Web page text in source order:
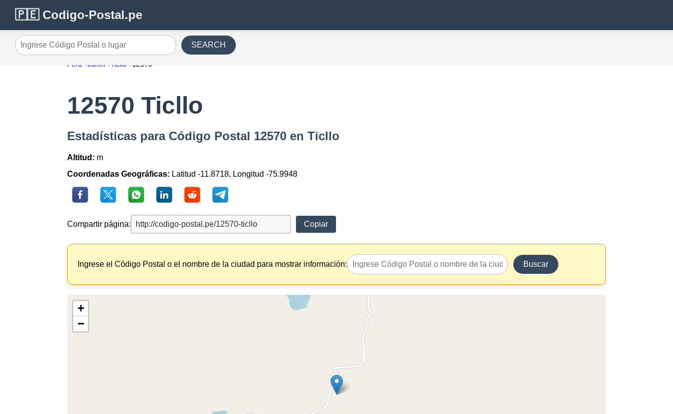
🇵🇪 Codigo-Postal.pe
Ingrese Código Postal o lugar SEARCH
Perú Junín Ticllo 12570
12570 Ticllo
Estadísticas para Código Postal 12570 en Ticllo
Altitud: m
Coordenadas Geográficas: Latitud -11.8718, Longitud -75.9948
Compartir página: Copiar
Ingrese el Código Postal o el nombre de la ciudad para mostrar información: Buscar
+
−